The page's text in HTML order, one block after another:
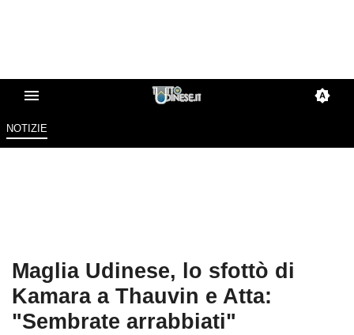
NOTIZIE
Maglia Udinese, lo sfottò di
Kamara a Thauvin e Atta:
"Sembrate arrabbiati"